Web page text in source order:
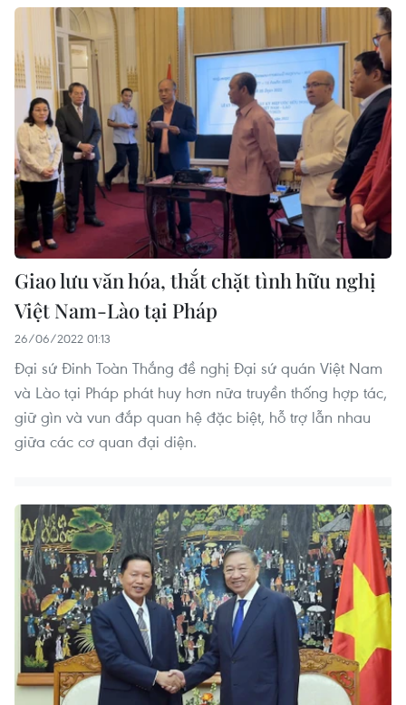
Giao lưu văn hóa, thắt chặt tình hữu nghị
Việt Nam-Lào tại Pháp
26/06/2022 01:13
Đại sứ Đinh Toàn Thắng đề nghị Đại sứ quán Việt Nam
và Lào tại Pháp phát huy hơn nữa truyền thống hợp tác,
giữ gìn và vun đắp quan hệ đặc biệt, hỗ trợ lẫn nhau
giữa các cơ quan đại diện.